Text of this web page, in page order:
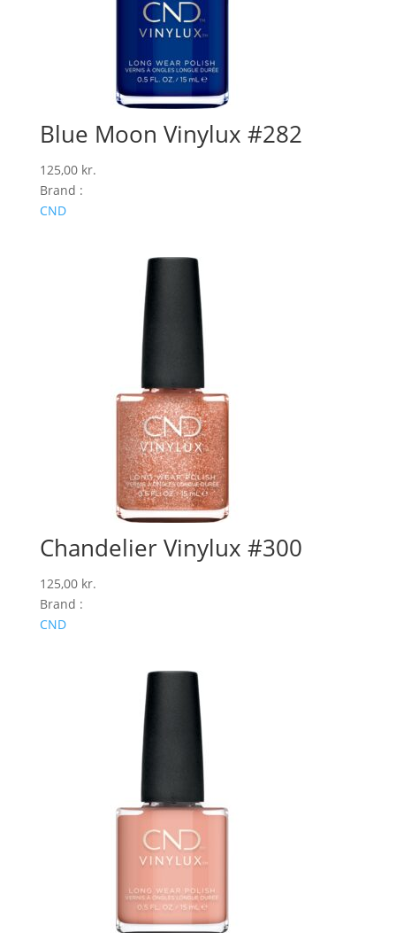
Blue Moon Vinylux #282
125,00 kr.
Brand :
CND
Chandelier Vinylux #300
125,00 kr.
Brand :
CND